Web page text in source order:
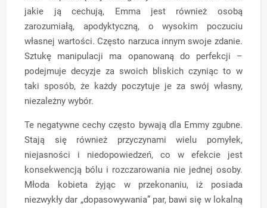
jakie ją cechują, Emma jest również osobą
zarozumiałą, apodyktyczną, o wysokim poczuciu
własnej wartości. Często narzuca innym swoje zdanie.
Sztukę manipulacji ma opanowaną do perfekcji –
podejmuje decyzje za swoich bliskich czyniąc to w
taki sposób, że każdy poczytuje je za swój własny,
niezależny wybór.
Te negatywne cechy często bywają dla Emmy zgubne.
Stają się również przyczynami wielu pomyłek,
niejasności i niedopowiedzeń, co w efekcie jest
konsekwencją bólu i rozczarowania nie jednej osoby.
Młoda kobieta żyjąc w przekonaniu, iż posiada
niezwykły dar „dopasowywania” par, bawi się w lokalną